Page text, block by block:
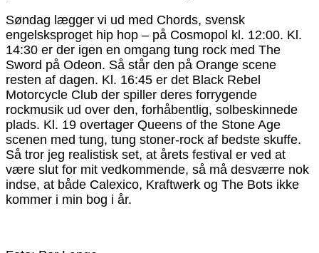
Søndag lægger vi ud med Chords, svensk
engelsksproget hip hop – på Cosmopol kl. 12:00. Kl.
14:30 er der igen en omgang tung rock med The
Sword på Odeon. Så står den på Orange scene
resten af dagen. Kl. 16:45 er det Black Rebel
Motorcycle Club der spiller deres forrygende
rockmusik ud over den, forhåbentlig, solbeskinnede
plads. Kl. 19 overtager Queens of the Stone Age
scenen med tung, tung stoner-rock af bedste skuffe.
Så tror jeg realistisk set, at årets festival er ved at
være slut for mit vedkommende, så må desværre nok
indse, at både Calexico, Kraftwerk og The Bots ikke
kommer i min bog i år.